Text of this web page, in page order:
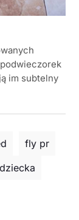
im subtelny
fly pr